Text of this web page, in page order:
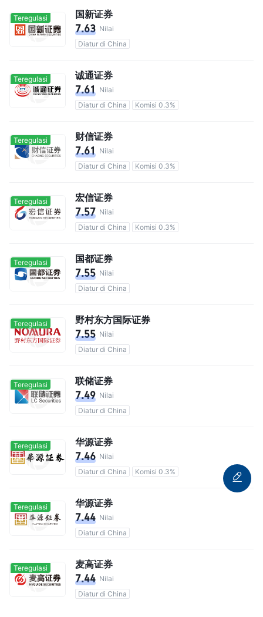
Teregulasi 国新证券
7.63 Nilai
Diatur di China
Teregulasi 诚通证券
7.61 Nilai
Diatur di China
Komisi 0.3%
Teregulasi 财信证券
7.61 Nilai
Diatur di China
Komisi 0.3%
Teregulasi 宏信证券
7.57 Nilai
Diatur di China
Komisi 0.3%
Teregulasi 国都证券
7.55 Nilai
Diatur di China
Teregulasi 野村东方国际证券
7.55 Nilai
Diatur di China
Teregulasi 联储证券
7.49 Nilai
Diatur di China
Teregulasi 华源证券
7.46 Nilai
Diatur di China
Komisi 0.3%
Teregulasi 华源证券
7.44 Nilai
Diatur di China
Teregulasi 麦高证券
7.44 Nilai
Diatur di China